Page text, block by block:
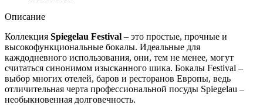
Описание
Коллекция Spiegelau Festival – это простые, прочные и
высокофункциональные бокалы. Идеальные для
каждодневного использования, они, тем не менее, могут
считаться синонимом изысканного шика. Бокалы Festival –
выбор многих отелей, баров и ресторанов Европы, ведь
отличительная черта профессиональной посуды Spiegelau –
необыкновенная долговечность.